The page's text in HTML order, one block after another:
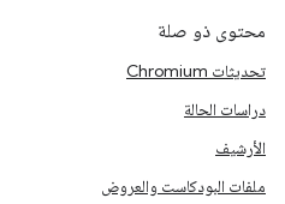
محتوى ذو صلة
تحديثات Chromium
دراسات الحالة
الأرشيف
ملفات البودكاست والعروض